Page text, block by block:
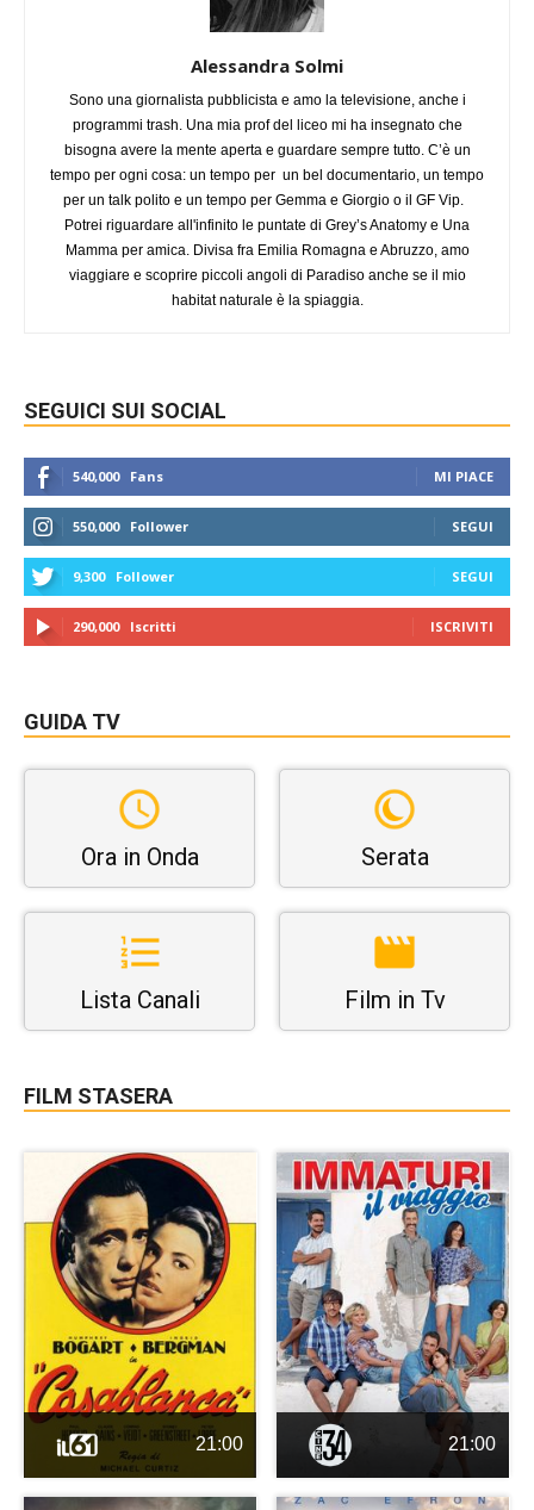
Alessandra Solmi
Sono una giornalista pubblicista e amo la televisione, anche i
programmi trash. Una mia prof del liceo mi ha insegnato che
bisogna avere la mente aperta e guardare sempre tutto. C’è un
tempo per ogni cosa: un tempo per un bel documentario, un tempo
per un talk polito e un tempo per Gemma e Giorgio o il GF Vip.
Potrei riguardare all'infinito le puntate di Grey’s Anatomy e Una
Mamma per amica. Divisa fra Emilia Romagna e Abruzzo, amo
viaggiare e scoprire piccoli angoli di Paradiso anche se il mio
habitat naturale è la spiaggia.
SEGUICI SUI SOCIAL
540,000 Fans MI PIACE
550,000 Follower SEGUI
9,300 Follower SEGUI
290,000 Iscritti ISCRIVITI
GUIDA TV
Ora in Onda Serata
Lista Canali Film in Tv
FILM STASERA
21:00 21:00